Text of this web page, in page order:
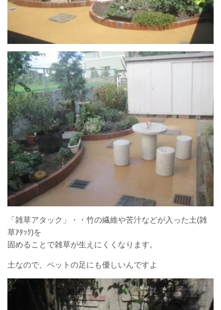
「雑草アタック」・・竹の繊維や苦汁などが入った土(雑
草ｱﾀｯｸ)を
固めることで雑草が生えにくくなります。
土なので、ペットの足にも優しいんですよ